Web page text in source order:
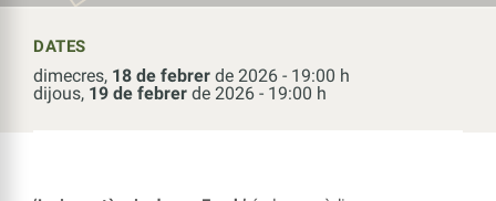
DATES
dimecres, 18 de febrer de 2026 - 19:00 h
dijous, 19 de febrer de 2026 - 19:00 h